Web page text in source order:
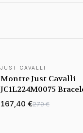
JUST CAVALLI
Montre Just Cavalli
JC1L224M0075
et Cadran Bleu
167,40 €279 €